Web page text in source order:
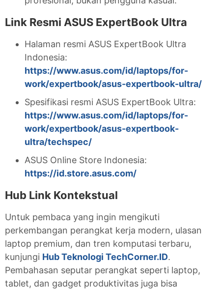
Link Resmi ASUS ExpertBook Ultra
Halaman resmi ASUS ExpertBook Ultra
Indonesia:
https://www.asus.com/id/laptops/for-
work/expertbook/asus-expertbook-ultra/
Spesifikasi resmi ASUS ExpertBook Ultra:
https://www.asus.com/id/laptops/for-
work/expertbook/asus-expertbook-
ultra/techspec/
ASUS Online Store Indonesia:
https://id.store.asus.com/
Hub Link Kontekstual
Untuk pembaca yang ingin mengikuti
perkembangan perangkat kerja modern, ulasan
laptop premium, dan tren komputasi terbaru,
kunjungi Hub Teknologi TechCorner.ID.
Pembahasan seputar perangkat seperti laptop,
tablet, dan gadget produktivitas juga bisa